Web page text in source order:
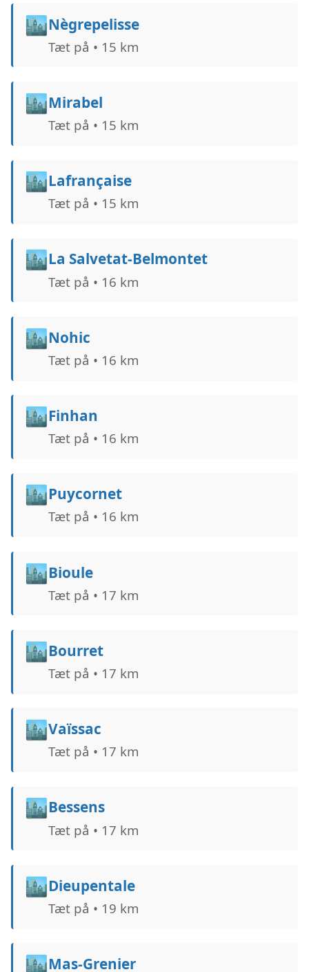
🏙️Nègrepelisse
Tæt på • 15 km
🏙️Mirabel
Tæt på • 15 km
🏙️Lafrançaise
Tæt på • 15 km
🏙️La Salvetat-Belmontet
Tæt på • 16 km
🏙️Nohic
Tæt på • 16 km
🏙️Finhan
Tæt på • 16 km
🏙️Puycornet
Tæt på • 16 km
🏙️Bioule
Tæt på • 17 km
🏙️Bourret
Tæt på • 17 km
🏙️Vaïssac
Tæt på • 17 km
🏙️Bessens
Tæt på • 17 km
🏙️Dieupentale
Tæt på • 19 km
🏙️Mas-Grenier